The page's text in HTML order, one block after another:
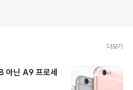
더보기
아닌 A9 프로세